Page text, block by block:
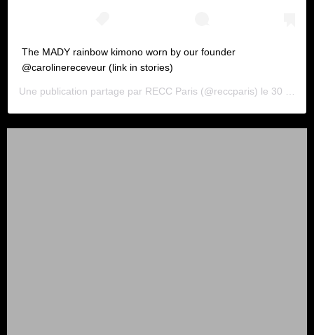
The MADY rainbow kimono worn by our founder
@carolinereceveur (link in stories)
Une publication partage par RECC Paris (@reccparis) le 30 Juil. 2020 8 :52 PDT